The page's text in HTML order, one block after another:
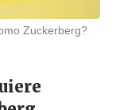
Zuckerberg?